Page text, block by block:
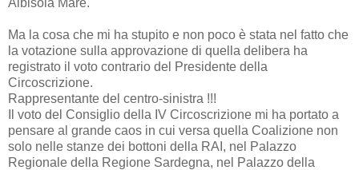
Ma la cosa che mi ha stupito e non poco è stata nel fatto che
la votazione sulla approvazione di quella delibera ha
registrato il voto contrario del Presidente della
Circoscrizione.
Rappresentante del centro-sinistra !!!
Il voto del Consiglio della IV Circoscrizione mi ha portato a
pensare al grande caos in cui versa quella Coalizione non
solo nelle stanze dei bottoni della RAI, nel Palazzo
Regionale della Regione Sardegna, nel Palazzo della